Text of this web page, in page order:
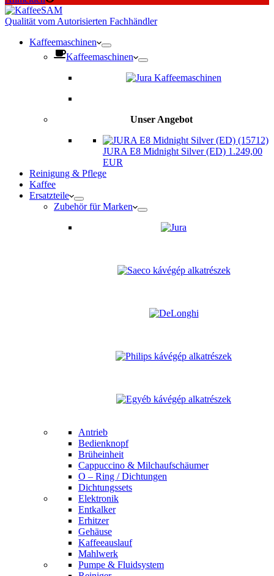
Qualität vom Autorisierten Fachhändler
Kaffeemaschinen
Kaffeemaschinen
Unser Angebot
JURA E8 Midnight Silver (ED) 1.249,00
EUR
Reinigung & Pflege
Kaffee
Ersatzteile
Zubehör für Marken
Antrieb
Bedienknopf
Brüheinheit
Cappuccino & Milchaufschäumer
O – Ring / Dichtungen
Dichtungssets
Elektronik
Entkalker
Erhitzer
Gehäuse
Kaffeeauslauf
Mahlwerk
Pumpe & Fluidsystem